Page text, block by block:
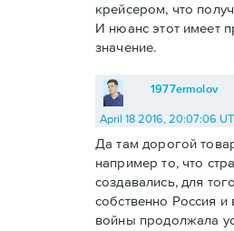
крейсером, что
И нюанс этот имеет
значение.
1977ermolov
April 18 2016, 20:07:06
Да там дорогой
например то, что
создавались, для
собственно Россия
войны продолжала